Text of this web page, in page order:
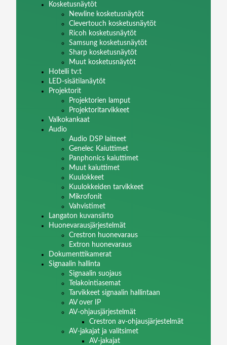
Kosketusnäytöt
Newline kosketusnäytöt
Clevertouch kosketusnäytöt
Ricoh kosketusnäytöt
Samsung kosketusnäytöt
Sharp kosketusnäytöt
Muut kosketusnäytöt
Hotelli tv:t
LED-sisätilanäytöt
Projektorit
Projektorien lamput
Projektoritarvikkeet
Valkokankaat
Audio
Audio DSP laitteet
Genelec Kaiuttimet
Panphonics kaiuttimet
Muut kaiuttimet
Kuulokkeet
Kuulokkeiden tarvikkeet
Mikrofonit
Vahvistimet
Langaton kuvansiirto
Huonevarausjärjestelmät
Crestron huonevaraus
Extron huonevaraus
Dokumenttikamerat
Signaalin hallinta
Signaalin suojaus
Telakointiasemat
Tarvikkeet signaalin hallintaan
AV over IP
AV-ohjausjärjestelmät
Crestron av-ohjausjärjestelmät
AV-jakajat ja valitsimet
AV-jakajat